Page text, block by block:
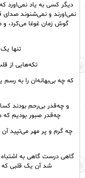
دیگر کسی به یاد نمی‌اورد
نمی‌اورند و نمی‌شنوند
گوش زمان غوغا می‌کرد، و
تنها
تکه‌هایی از
که چه بی‌بهانه‌ان را به
و چه‌قدر بی‌رحم بودند
چه‌قدر صبور بودیم که
چه گرم و پر مهر می‌تپید
گاهی درست گاهی به اشتباه
شد آن یک قلبی که